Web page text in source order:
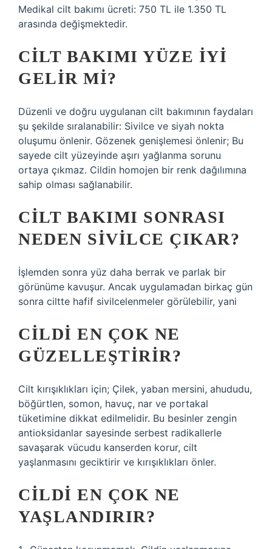
Medikal cilt bakımı ücreti: 750 TL ile 1.350 TL
arasında değişmektedir.
CILT BAKIMI YÜZE IYI
GELIR MI?
Düzenli ve doğru uygulanan cilt bakımının faydaları
şu şekilde sıralanabilir: Sivilce ve siyah nokta
oluşumu önlenir. Gözenek genişlemesi önlenir; Bu
sayede cilt yüzeyinde aşırı yağlanma sorunu
ortaya çıkmaz. Cildin homojen bir renk dağılımına
sahip olması sağlanabilir.
CILT BAKIMI SONRASI
NEDEN SIVILCE ÇIKAR?
İşlemden sonra yüz daha berrak ve parlak bir
görünüme kavuşur. Ancak uygulamadan birkaç gün
sonra ciltte hafif sivilcelenmeler görülebilir, yani
CILDI EN ÇOK NE
GÜZELLEŞTIRIR?
Cilt kırışıklıkları için; Çilek, yaban mersini, ahududu,
böğürtlen, somon, havuç, nar ve portakal
tüketimine dikkat edilmelidir. Bu besinler zengin
antioksidanlar sayesinde serbest radikallerle
savaşarak vücudu kanserden korur, cilt
yaşlanmasını geciktirir ve kırışıklıkları önler.
CILDI EN ÇOK NE
YAŞLANDIRIR?